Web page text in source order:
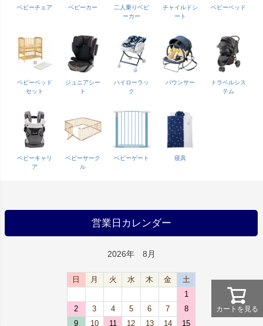
ベビーチェア ベビーカー
二人乗りベビ
ーカー
チャイルドシ
ート
ベビーベッド
ベビーベッド
セット
ジュニアシー
ト
ハイローラッ
ク
バウンサー
トラベルシス
テム
ベビーキャリ
ア
ベビーサーク
ル
ベビーゲート 寝具
カートを見る
営業日カレンダー
2026年 8月
日 月 火 水 木 金
土
1
2
3 4 5 6 7
8
9
10 11 12 13 14 15